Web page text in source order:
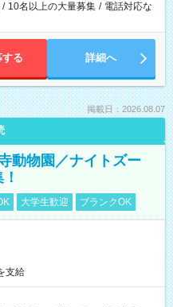
/ 10名以上の大量募集 / 電話対応な
する 詳細へ
掲載日：2026.08.07
動物園／ナイトズー
大学生歓迎 ブランクOK
支給